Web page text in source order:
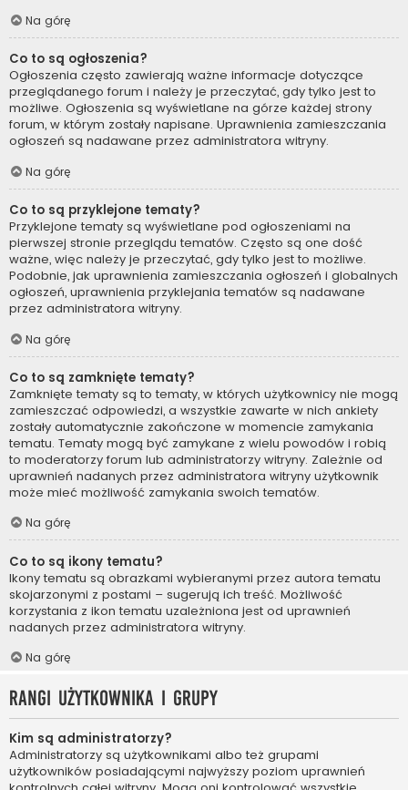
Na górę
Co to są ogłoszenia?
Ogłoszenia często zawierają ważne informacje dotyczące
przeglądanego forum i należy je przeczytać, gdy tylko jest to
możliwe. Ogłoszenia są wyświetlane na górze każdej strony
forum, w którym zostały napisane. Uprawnienia zamieszczania
ogłoszeń są nadawane przez administratora witryny.
Na górę
Co to są przyklejone tematy?
Przyklejone tematy są wyświetlane pod ogłoszeniami na
pierwszej stronie przeglądu tematów. Często są one dość
ważne, więc należy je przeczytać, gdy tylko jest to możliwe.
Podobnie, jak uprawnienia zamieszczania ogłoszeń i globalnych
ogłoszeń, uprawnienia przyklejania tematów są nadawane
przez administratora witryny.
Na górę
Co to są zamknięte tematy?
Zamknięte tematy są to tematy, w których użytkownicy nie mogą
zamieszczać odpowiedzi, a wszystkie zawarte w nich ankiety
zostały automatycznie zakończone w momencie zamykania
tematu. Tematy mogą być zamykane z wielu powodów i robią
to moderatorzy forum lub administratorzy witryny. Zależnie od
uprawnień nadanych przez administratora witryny użytkownik
może mieć możliwość zamykania swoich tematów.
Na górę
Co to są ikony tematu?
Ikony tematu są obrazkami wybieranymi przez autora tematu
skojarzonymi z postami – sugerują ich treść. Możliwość
korzystania z ikon tematu uzależniona jest od uprawnień
nadanych przez administratora witryny.
Na górę
Rangi użytkownika i grupy
Kim są administratorzy?
Administratorzy są użytkownikami albo też grupami
użytkowników posiadającymi najwyższy poziom uprawnień